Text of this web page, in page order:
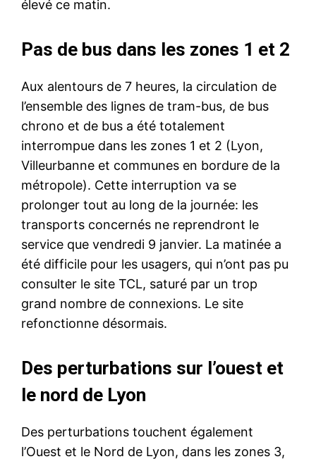
élevé ce matin.
Pas de bus dans les zones 1 et 2
Aux alentours de 7 heures, la circulation de
l’ensemble des lignes de tram-bus, de bus
chrono et de bus a été totalement
interrompue dans les zones 1 et 2 (Lyon,
Villeurbanne et communes en bordure de la
métropole). Cette interruption va se
prolonger tout au long de la journée: les
transports concernés ne reprendront le
service que vendredi 9 janvier. La matinée a
été difficile pour les usagers, qui n’ont pas pu
consulter le site TCL, saturé par un trop
grand nombre de connexions. Le site
refonctionne désormais.
Des perturbations sur l’ouest et
le nord de Lyon
Des perturbations touchent également
l’Ouest et le Nord de Lyon, dans les zones 3,